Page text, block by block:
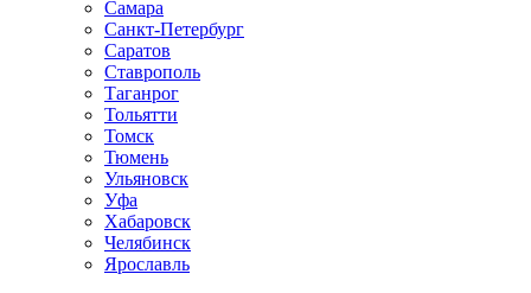
Самара
Санкт-Петербург
Саратов
Ставрополь
Таганрог
Тольятти
Томск
Тюмень
Ульяновск
Уфа
Хабаровск
Челябинск
Ярославль